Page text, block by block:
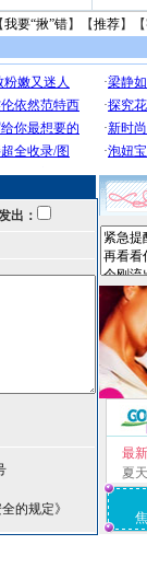
我要“揪”错】【推荐】
出：
的规定》
最
夏